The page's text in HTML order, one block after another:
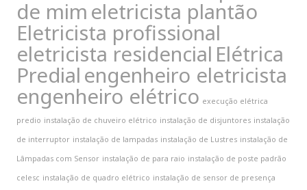
de mim eletricista plantão
Eletricista profissional
eletricista residencial Elétrica
Predial engenheiro eletricista
engenheiro elétrico execução elétrica
predio instalação de chuveiro elétrico instalação de disjuntores instalação
de interruptor instalação de lampadas instalação de Lustres instalação de
Lâmpadas com Sensor instalação de para raio instalação de poste padrão
celesc instalação de quadro elétrico instalação de sensor de presença